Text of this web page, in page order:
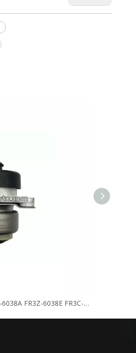
OE:FR3Z-6038A FR3Z-6038H LR3Z-6038A FR3Z-6038E FR3C-6B032-AD 1904439 Soporte de motor